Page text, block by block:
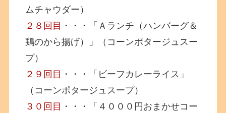
ムチャウダー）
２８回目 ・・・「Ａランチ（ハンバーグ＆
鶏のから揚げ）」（コーンポタージュスー
プ）
２９回目 ・・・「ビーフカレーライス」
（コーンポタージュスープ）
３０回目 ・・・「４０００円おまかせコー